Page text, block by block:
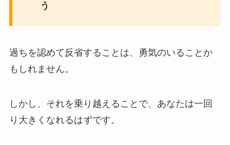
う
過ちを認めて反省することは、勇気のいることか
もしれません。
しかし、それを乗り越えることで、あなたは一回
り大きくなれるはずです。